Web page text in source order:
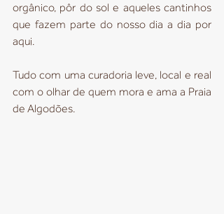
orgânico, pôr do sol e aqueles cantinhos
que fazem parte do nosso dia a dia por
aqui.
Tudo com uma curadoria leve, local e real
com o olhar de quem mora e ama a Praia
de Algodões.